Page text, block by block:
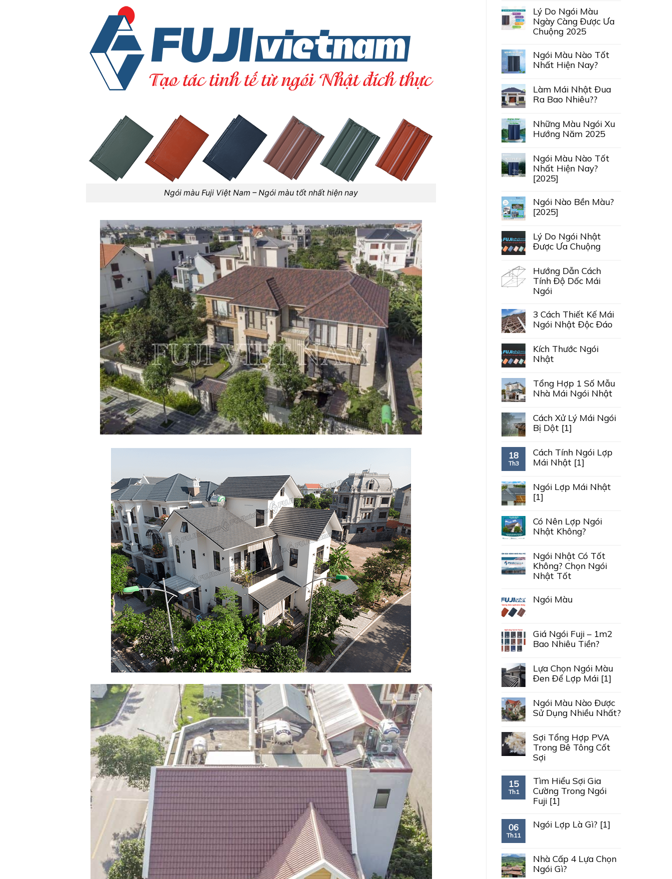
Ngói màu Fuji Việt Nam – Ngói màu tốt nhất hiện nay
Lý Do Ngói Màu
Ngày Càng Được Ưa
Chuộng 2025
Ngói Màu Nào Tốt
Nhất Hiện Nay?
Làm Mái Nhật Đua
Ra Bao Nhiêu??
Những Màu Ngói Xu
Hướng Năm 2025
Ngói Màu Nào Tốt
Nhất Hiện Nay?
[2025]
Ngói Nào Bền Màu?
[2025]
Lý Do Ngói Nhật
Được Ưa Chuộng
Hướng Dẫn Cách
Tính Độ Dốc Mái
Ngói
3 Cách Thiết Kế Mái
Ngói Nhật Độc Đáo
Kích Thước Ngói
Nhật
Tổng Hợp 1 Số Mẫu
Nhà Mái Ngói Nhật
Cách Xử Lý Mái Ngói
Bị Dột [1]
18
Th3
Cách Tính Ngói Lợp
Mái Nhật [1]
Ngói Lợp Mái Nhật
[1]
Có Nên Lợp Ngói
Nhật Không?
Ngói Nhật Có Tốt
Không? Chọn Ngói
Nhật Tốt
Ngói Màu
Giá Ngói Fuji – 1m2
Bao Nhiêu Tiền?
Lựa Chọn Ngói Màu
Đen Để Lợp Mái [1]
Ngói Màu Nào Được
Sử Dụng Nhiều Nhất?
Sợi Tổng Hợp PVA
Trong Bê Tông Cốt
Sợi
15
Th1
Tìm Hiểu Sợi Gia
Cường Trong Ngói
Fuji [1]
06
Th11
Ngói Lợp Là Gì? [1]
Nhà Cấp 4 Lựa Chọn
Ngói Gì?